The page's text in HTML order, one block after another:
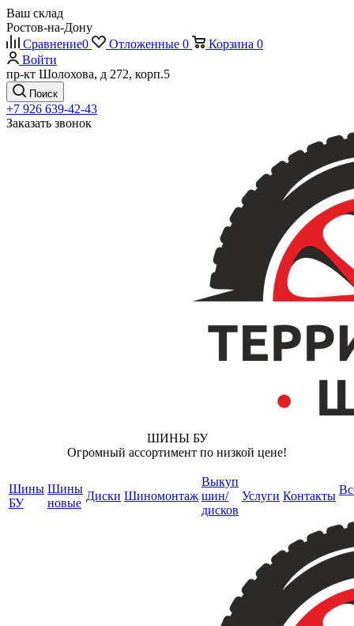
Ваш склад
Ростов-на-Дону
Сравнение0 Отложенные 0 Корзина 0
Войти
пр-кт Шолохова, д 272, корп.5
Поиск
+7 926 639-42-43
Заказать звонок
ШИНЫ БУ
Огромный ассортимент по низкой цене!
Шины
БУ
Шины
новые
Диски Шиномонтаж
Выкуп
шин/
дисков
Услуги Контакты